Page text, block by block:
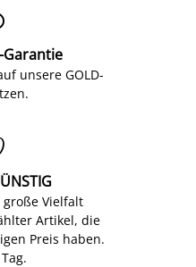
unsere GOLD-
Vielfalt
Artikel, die
Preis haben.